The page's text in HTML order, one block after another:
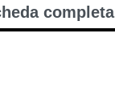
completa